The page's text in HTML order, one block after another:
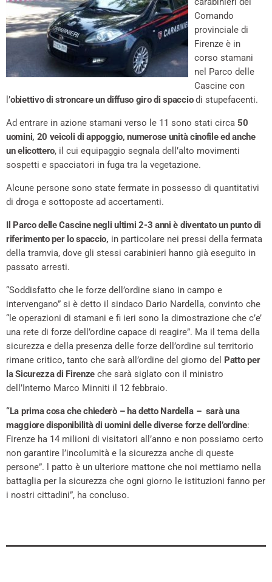
Comando
provinciale di
Firenze è in
corso stamani
nel Parco delle
Cascine con
l’obiettivo di stroncare un diffuso giro di spacciodi stupefacenti.
Ad entrare in azione stamani verso le 11 sono stati circa 50
uomini, 20 veicoli di appoggio, numerose unità cinofile ed anche
un elicottero, il cui equipaggio segnala dell’alto movimenti
sospetti e spacciatori in fuga tra la vegetazione.
Alcune persone sono state fermate in possesso di quantitativi
di droga e sottoposte ad accertamenti.
Il Parco delle Cascine negli ultimi 2-3 anni è diventato un punto di
riferimento per lo spaccio, in particolare nei pressi della fermata
della tramvia, dove gli stessi carabinieri hanno già eseguito in
passato arresti.
“Soddisfatto che le forze dell’ordine siano in campo e
intervengano” si è detto il sindaco Dario Nardella, convinto che
“le operazioni di stamani e fi ieri sono la dimostrazione che c’e’
una rete di forze dell’ordine capace di reagire”. Ma il tema della
sicurezza e della presenza delle forze dell’ordine sul territorio
rimane critico, tanto che sarà all’ordine del giorno del Patto per
la Sicurezza di Firenze che sarà siglato con il ministro
dell’Interno Marco Minniti il 12 febbraio.
“La prima cosa che chiederò – ha detto Nardella – sarà una
maggiore disponibilità di uomini delle diverse forze dell’ordine:
Firenze ha 14 milioni di visitatori all’anno e non possiamo certo
non garantire l’incolumità e la sicurezza anche di queste
persone”. l patto è un ulteriore mattone che noi mettiamo nella
battaglia per la sicurezza che ogni giorno le istituzioni fanno per
i nostri cittadini”, ha concluso.